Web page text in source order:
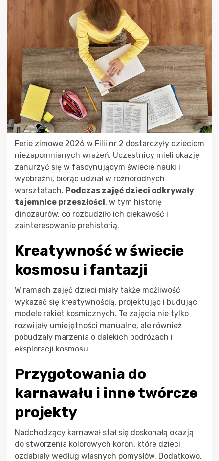
Ferie zimowe 2026 w Filii nr 2 dostarczyły dzieciom
niezapomnianych wrażeń. Uczestnicy mieli okazję
zanurzyć się w fascynującym świecie nauki i
wyobraźni, biorąc udział w różnorodnych
warsztatach. Podczas zajęć dzieci odkrywały
tajemnice przeszłości, w tym historię
dinozaurów, co rozbudziło ich ciekawość i
zainteresowanie prehistorią.
Kreatywność w świecie
kosmosu i fantazji
W ramach zajęć dzieci miały także możliwość
wykazać się kreatywnością, projektując i budując
modele rakiet kosmicznych. Te zajęcia nie tylko
rozwijały umiejętności manualne, ale również
pobudzały marzenia o dalekich podróżach i
eksploracji kosmosu.
Przygotowania do
karnawału i inne twórcze
projekty
Nadchodzący karnawał stał się doskonałą okazją
do stworzenia kolorowych koron, które dzieci
ozdabiały według własnych pomysłów. Dodatkowo,